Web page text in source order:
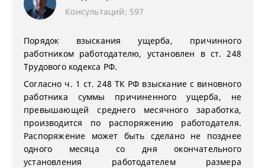
Консультаций: 597
Порядок взыскания ущерба, причинного
работником работодателю, установлен в ст. 248
Трудового кодекса РФ.
Согласно ч. 1 ст. 248 ТК РФ взыскание с виновного
работника суммы причиненного ущерба, не
превышающей среднего месячного заработка,
производится по распоряжению работодателя.
Распоряжение может быть сделано не позднее
одного месяца со дня окончательного
установления работодателем размера